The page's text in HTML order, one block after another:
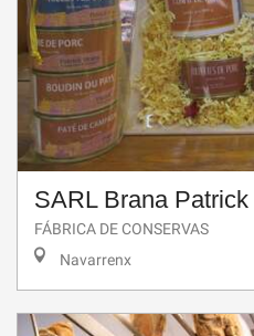
SARL Brana Patrick
FÁBRICA DE CONSERVAS
Navarrenx